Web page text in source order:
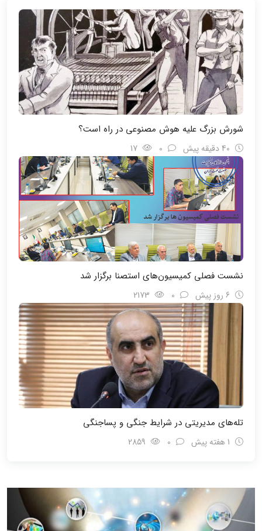
شورش بزرگ علیه هوش مصنوعی در راه است؟
نشست فصلی کمیسیون‌های استصنا برگزار شد
تله‌های مدیریتی در شرایط جنگی و پسا‌جنگی